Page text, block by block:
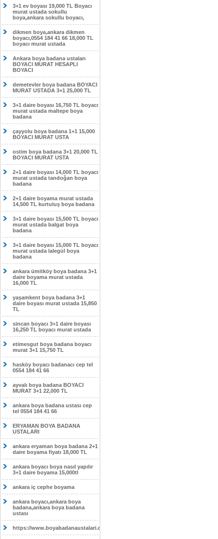
3+1 ev boyası 19,000 TL Boyacı
murat ustada sokullu
boya,ankara sokullu boyacı,
dikmen boya,ankara dikmen
boyacı,0554 184 41 66 18,000 TL
boyacı murat ustada
Ankara boya badana ustaları
BOYACI MURAT HESAPLI
BOYACI
demetevler boya badana BOYACI
MURAT USTADA 3+1 25,000 TL
3+1 daire boyası 16,750 TL boyacı
murat ustada maltepe boya
badana
çayyolu boya badana 1+1 15,000
BOYACI MURAT USTA
ostim boya badana 3+1 20,000 TL
BOYACI MURAT USTA
2+1 daire boyası 14,000 TL boyacı
murat ustada tandoğan boya
badana
2+1 daire boyama murat ustada
14,500 TL kurtuluş boya badana
3+1 daire boyası 15,500 TL boyacı
murat ustada balgat boya
badana
3+1 daire boyası 15,000 TL boyacı
murat ustada lalegül boya
badana
ankara ümitköy boya badana 3+1
daire boyama murat ustada
16,000 TL
yaşamkent boya badana 3+1
daire boyası murat ustada 15,850
TL
sincan boyacı 3+1 daire boyası
16,250 TL boyacı murat ustada
etimesgut boya badana boyacı
murat 3+1 15,750 TL
hasköy boyacı badanacı cep tel
0554 184 41 66
ayvalı boya badana BOYACI
MURAT 3+1 22,000 TL
ankara boya badana ustası cep
tel 0554 184 41 66
ERYAMAN BOYA BADANA
USTALARI
ankara eryaman boya badana 2+1
daire boyama fiyatı 18,000 TL
ankara boyacı boya nasıl yapılır
3+1 daire boyama 15,000tl
ankara iç cephe boyama
ankara boyacı,ankara boya
badana,ankara boya badana
ustası
https://www.boyabadanaustalari.com/